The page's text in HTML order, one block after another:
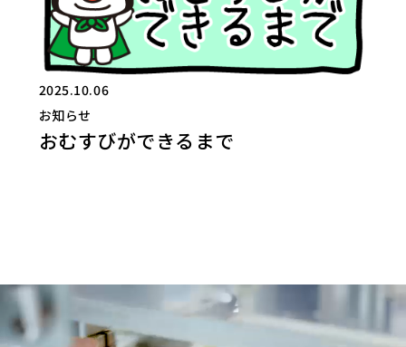
2025.10.06
お知らせ
おむすびができるまで